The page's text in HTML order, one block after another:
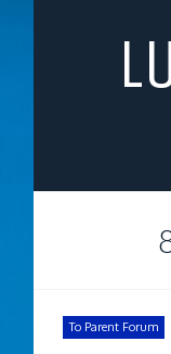
To Parent Forum